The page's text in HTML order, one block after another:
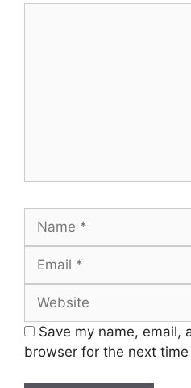
Name
Email
Website
Save my name, email,
browser for the next